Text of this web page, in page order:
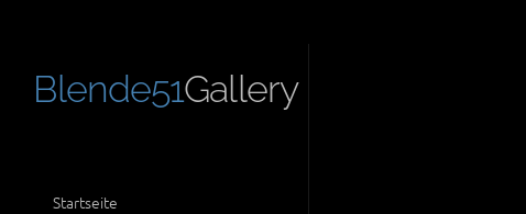
Blende51Gallery
Startseite